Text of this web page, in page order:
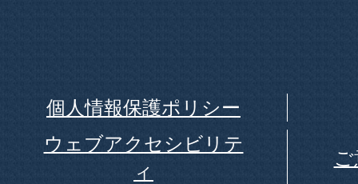
個人情報保護ポリシー
ウェブアクセシビリテ
ィ